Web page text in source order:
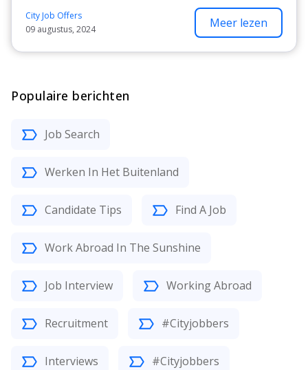
Populaire berichten
Job Search
Werken In Het Buitenland
Candidate Tips Find A Job
Work Abroad In The Sunshine
Job Interview Working Abroad
Recruitment #Cityjobbers
Interviews #Cityjobbers
City Job Offers
09 augustus, 2024
Meer lezen